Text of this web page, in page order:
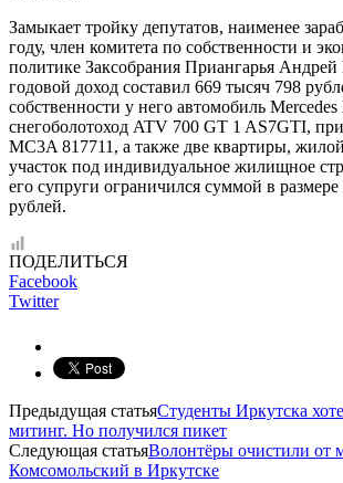
Замыкает тройку депутатов, наименее
году, член комитета по собственности и
политике Заксобрания Приангарья
годовой доход составил 669 тысяч 798
собственности у него автомобиль Mercedes
снегоболотоход ATV 700 GT 1 AS7GTI,
MC3A 817711, а также две квартиры,
участок под индивидуальное жилищное
его супруги ограничился суммой в
рублей.
ПОДЕЛИТЬСЯ
Facebook
Twitter
Предыдущая статьяСтуденты Иркутска
митинг. Но получился пикет
Следующая статьяВолонтёры очистили от
Комсомольский в Иркутске